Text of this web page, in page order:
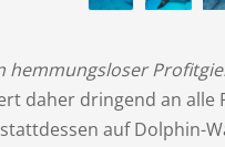
hemmungsloser
daher dringend an
auf Dolphin-